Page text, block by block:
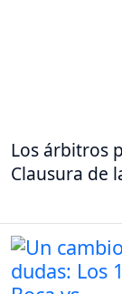
Los árbitros
Clausura de